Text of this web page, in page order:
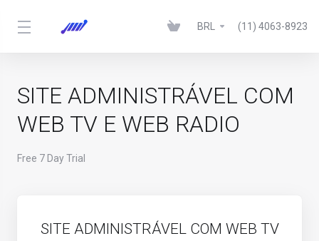
BRL (11) 4063-8923
SITE ADMINISTRÁVEL COM
WEB TV E WEB RADIO
Free 7 Day Trial
SITE ADMINISTRÁVEL COM WEB TV